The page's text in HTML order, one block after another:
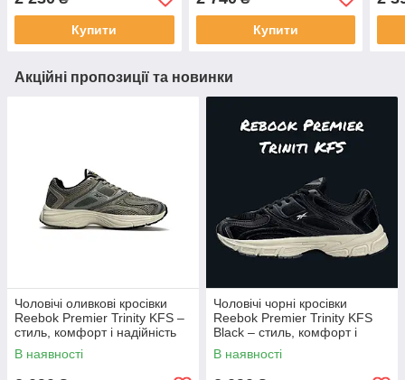
Купити
Кінетика
Купити
Акційні пропозиції та новинки
Чоловічі оливкові кросівки
Reebok Premier Trinity KFS –
стиль, комфорт і надійність
на кожен день / легкі
демісезонні рибок хаки
В наявності
Чоловічі чорні кросівки
Reebok Premier Trinity KFS
Black – стиль, комфорт і
надійність на кожен день /
легкі демісезонні
В наявності